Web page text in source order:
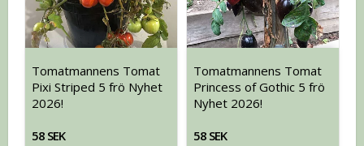
Tomatmannens Tomat
Pixi Striped 5 frö Nyhet
2026!
58 SEK
Tomatmannens Tomat
Princess of Gothic 5 frö
Nyhet 2026!
58 SEK